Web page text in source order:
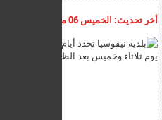
أخر تحديث: الخميس 06 مارس 2025